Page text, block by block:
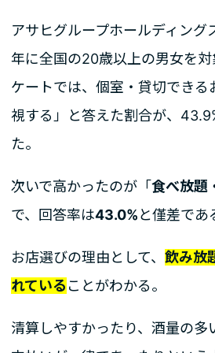
アサヒグループホールディング
年に全国の20歳以上の男女を
ケートでは、個室・貸切できる
視する」と答えた割合が、
た。
次いで高かったのが「食べ放題
で、回答率は43.0%と僅差であ
お店選びの理由として、飲み放
れている ことがわかる。
清算しやすかったり、酒量の多